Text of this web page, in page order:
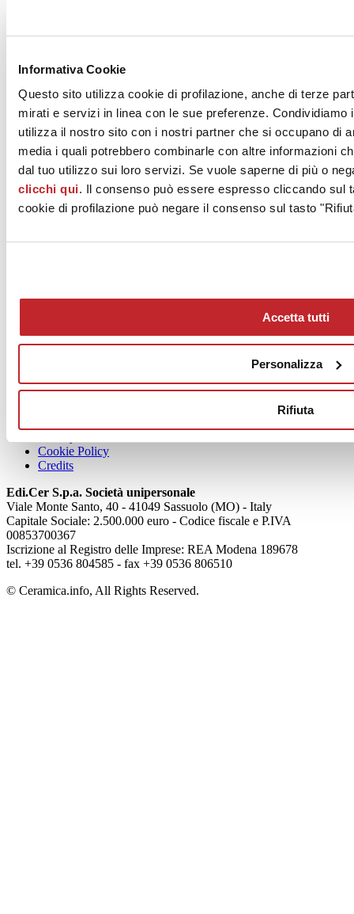
Informativa Cookie
Questo sito utilizza cookie di profilazione, anche di terze
mirati e servizi in linea con le sue preferenze.
utilizza il nostro sito con i nostri partner che si occupano di
media i quali potrebbero combinarle con altre informazioni
dal tuo utilizzo sui loro servizi. Se vuole saperne di più o
clicchi qui. Il consenso può essere espresso cliccando sul
cookie di profilazione può negare il consenso sul tasto
Accetta tutti
Personalizza
Rifiuta
per molteplici destinazioni dell’industria edile, come le referenze in
caratteristiche che hanno sdoganato le grandi lastre ceramiche anche
quello del design di interni: in questo ambito la ceramica italiana è
già protagonista nella produzione di top di bagni e cucine, superfici
‘high tech’ per i piani di appoggio di tavoli, ante di mobili fino ad
arrivare ad evoluti complementi di arredo. Nuove aree di business,
in grado di rendere nuovi – e tutti da esplorare – mercati geografici
‘consolidati’ come quelli dell’Europa e del Nord America.
Febbraio 2018
News
Articoli
Cookie Policy
Credits
Edi.Cer S.p.a. Società unipersonale
Viale Monte Santo, 40 - 41049 Sassuolo (MO) - Italy
Capitale Sociale: 2.500.000 euro - Codice fiscale e P.IVA
00853700367
Iscrizione al Registro delle Imprese: REA Modena 189678
tel. +39 0536 804585 - fax +39 0536 806510
© Ceramica.info, All Rights Reserved.